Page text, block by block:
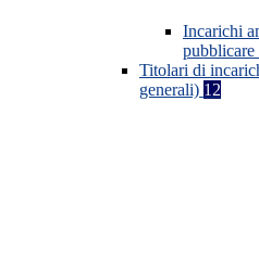
Incarichi
Titolari di
generali) 12